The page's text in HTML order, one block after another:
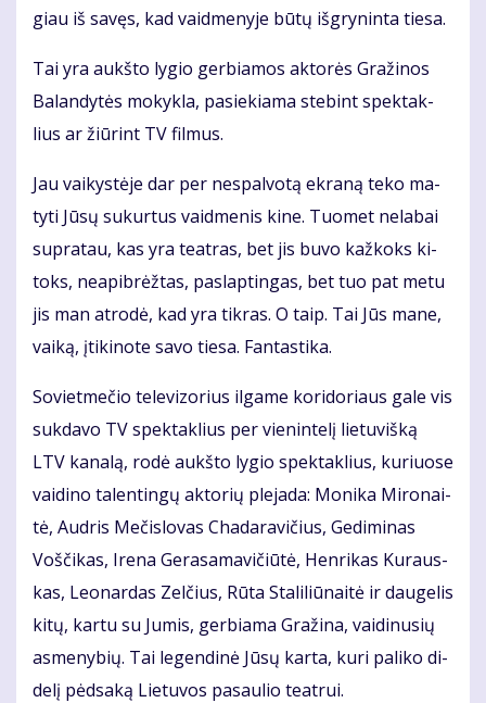
giau iš sa­vęs, kad vaid­me­ny­je bū­tų iš­gry­nin­ta tie­sa.
Tai yra aukš­to ly­gio ger­bia­mos ak­to­rės Gra­ži­nos
Ba­lan­dy­tės mo­kyk­la, pa­sie­kia­ma ste­bint spek­tak­
lius ar žiū­rint TV fil­mus.
Jau vai­kys­tė­je dar per ne­spal­vo­tą ek­ra­ną te­ko ma­
ty­ti Jū­sų su­kur­tus vaid­me­nis ki­ne. Tuo­met ne­la­bai
su­pra­tau, kas yra te­at­ras, bet jis bu­vo kaž­koks ki­
toks, ne­apib­rėž­tas, pa­slap­tin­gas, bet tuo pat me­tu
jis man at­ro­dė, kad yra tik­ras. O taip. Tai Jūs ma­ne,
vai­ką, įti­ki­no­te sa­vo tie­sa. Fan­tas­ti­ka.
So­viet­me­čio te­le­vi­zo­rius il­ga­me ko­ri­do­riaus ga­le vis
suk­da­vo TV spek­tak­lius per vie­nin­te­lį lie­tu­viš­ką
LTV ka­na­lą, ro­dė aukš­to ly­gio spek­tak­lius, ku­riuo­se
vai­di­no ta­len­tin­gų ak­to­rių ple­ja­da: Mo­ni­ka Mi­ro­nai­
tė, Aud­ris Me­čis­lo­vas Cha­da­ra­vi­čius, Ge­di­mi­nas
Voš­či­kas, Ire­na Ge­ra­sa­ma­vi­čiū­tė, Hen­ri­kas Ku­raus­
kas, Le­o­nar­das Zel­čius, Rū­ta Sta­li­liū­nai­tė ir dau­ge­lis
ki­tų, kar­tu su Ju­mis, ger­bia­ma Gra­ži­na, vai­di­nu­sių
as­me­ny­bių. Tai le­gen­di­nė Jū­sų kar­ta, ku­ri pa­li­ko di­
de­lį pėd­sa­ką Lie­tu­vos pa­sau­lio te­at­rui.